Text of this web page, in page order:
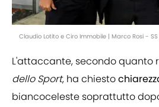
Claudio Lotito e Ciro Immobile | Marco Rosi -
L'attaccante, secondo quanto
dello Sport, ha chiesto
biancoceleste soprattutto